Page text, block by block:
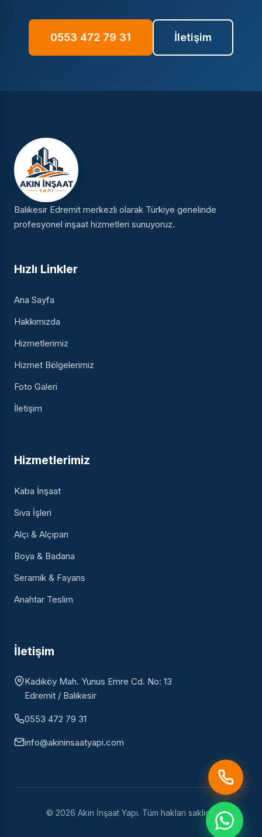
0553 472 79 31 İletişim
Balıkesir Edremit merkezli olarak Türkiye genelinde
profesyonel inşaat hizmetleri sunuyoruz.
Hızlı Linkler
Ana Sayfa
Hakkımızda
Hizmetlerimiz
Hizmet Bölgelerimiz
Foto Galeri
İletişim
Hizmetlerimiz
Kaba İnşaat
Sıva İşleri
Alçı & Alçıpan
Boya & Badana
Seramik & Fayans
Anahtar Teslim
İletişim
Kadıköy Mah. Yunus Emre Cd. No: 13
Edremit / Balıkesir
0553 472 79 31
info@akininsaatyapi.com
© 2026 Akin İnşaat Yapı. Tüm hakları saklıdır.